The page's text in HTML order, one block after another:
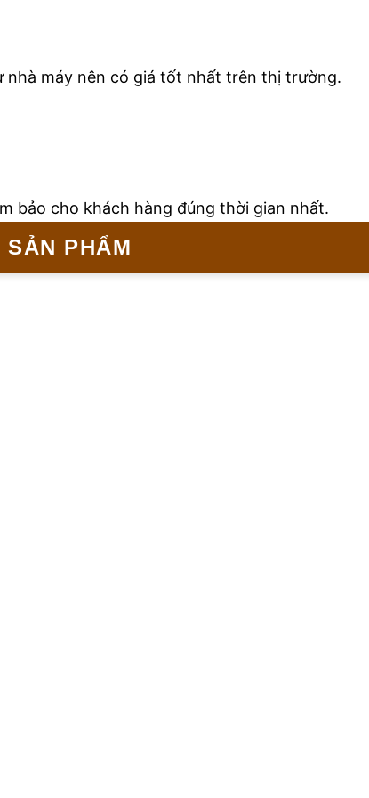
nhà máy nên có giá tốt nhất trên thị trường.
bảo cho khách hàng đúng thời gian nhất.
SẢN PHẨM